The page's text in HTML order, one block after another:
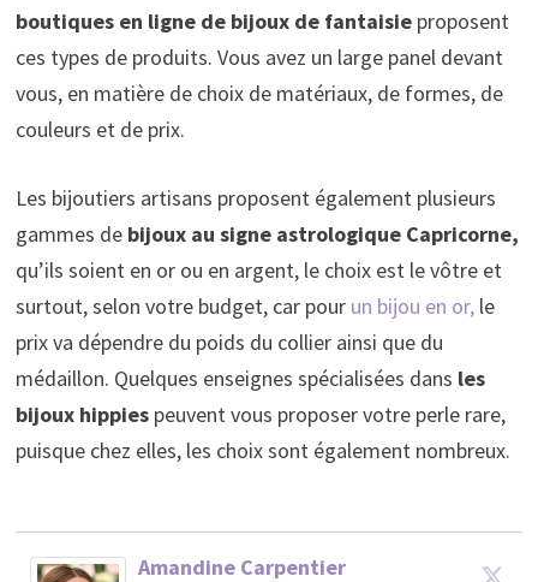
boutiques en ligne de bijoux de fantaisieproposent
ces types de produits. Vous avez un large panel devant
vous, en matière de choix de matériaux, de formes, de
couleurs et de prix.
Les bijoutiers artisans proposent également plusieurs
gammes de bijoux au signe astrologique Capricorne,
qu’ils soient en or ou en argent, le choix est le vôtre et
surtout, selon votre budget, car pour un bijou en or,le
prix va dépendre du poids du collier ainsi que du
médaillon. Quelques enseignes spécialisées dans les
bijoux hippiespeuvent vous proposer votre perle rare,
puisque chez elles, les choix sont également nombreux.
Amandine Carpentier